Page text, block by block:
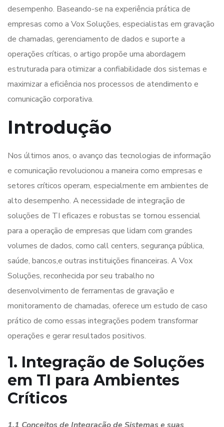
desempenho. Baseando-se na experiência prática de
empresas como a Vox Soluções, especialistas em gravação
de chamadas, gerenciamento de dados e suporte a
operações críticas, o artigo propõe uma abordagem
estruturada para otimizar a confiabilidade dos sistemas e
maximizar a eficiência nos processos de atendimento e
comunicação corporativa.
Introdução
Nos últimos anos, o avanço das tecnologias de informação
e comunicação revolucionou a maneira como empresas e
setores críticos operam, especialmente em ambientes de
alto desempenho. A necessidade de integração de
soluções de TI eficazes e robustas se tornou essencial
para a operação de empresas que lidam com grandes
volumes de dados, como call centers, segurança pública,
saúde, bancos,e outras instituições financeiras. A Vox
Soluções, reconhecida por seu trabalho no
desenvolvimento de ferramentas de gravação e
monitoramento de chamadas, oferece um estudo de caso
prático de como essas integrações podem transformar
operações e gerar resultados positivos.
1. Integração de Soluções
em TI para Ambientes
Críticos
1.1 Conceitos de Integração de Sistemas e suas